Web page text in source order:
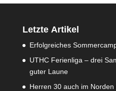
Letzte Artikel
Erfolgreiches
UTHC Ferienliga – drei
guter Laune
Herren 30 auch im